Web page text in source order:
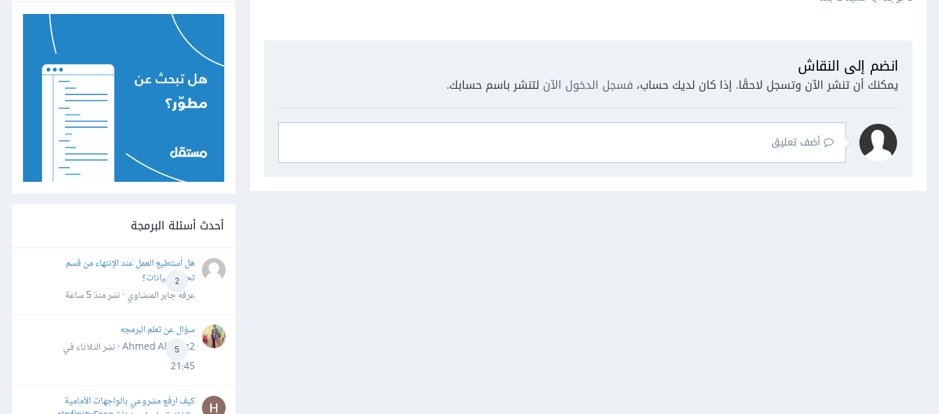
انضم إلى النقاش
يمكنك أن تنشر الآن وتسجل لاحقًا. إذا كان لديك حساب، فسجل الدخول الآن لتنشر باسم حسابك.
أضف تعليق
أحدث أسئلة البرمجة
2
هل أستطيع العمل عند الإنتهاء من قسم
تحليل البيانات؟
عرفه جابر المنشاوي · نشرمنذ 5 ساعة
5
سؤال عن تعلم البرمجه
Ahmed Alhafiz2 · نشر
الثلاثاء في
21:45
كيف ارفع مشروعي بالواجهات الأمامية